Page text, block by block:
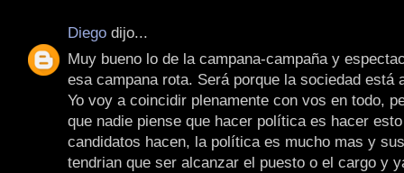
Diego dijo...
Muy bueno lo de la campana-campaña y
esa campana rota. Será porque la sociedad está
Yo voy a coincidir plenamente con vos en todo,
que nadie piense que hacer política es hacer
candidatos hacen, la política es mucho mas y
tendrian que ser alcanzar el puesto o el cargo y